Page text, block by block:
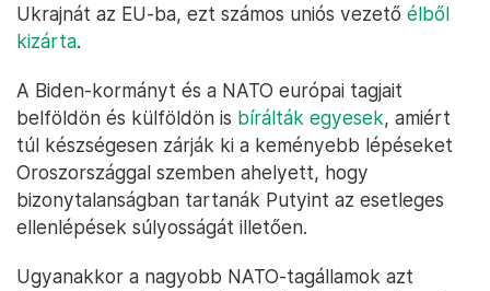
Ukrajnát az EU-ba, ezt számos uniós vezető élből
kizárta.
A Biden-kormányt és a NATO európai tagjait
belföldön és külföldön is bírálták egyesek, amiért
túl készségesen zárják ki a keményebb lépéseket
Oroszországgal szemben ahelyett, hogy
bizonytalanságban tartanák Putyint az esetleges
ellenlépések súlyosságát illetően.
Ugyanakkor a nagyobb NATO-tagállamok azt